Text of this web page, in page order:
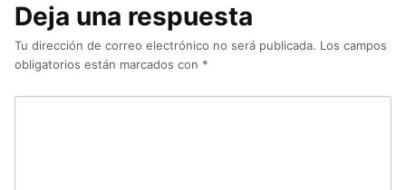
Deja una respuesta
Tu dirección de correo electrónico no será publicada. Los campos
obligatorios están marcados con *